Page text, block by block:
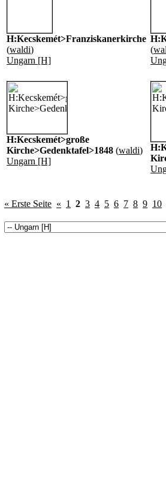
H:Kecskemét>Franziskanerkirche
(waldi)
Ungarn [H]
(
H:Kecskemét>große
Kirche>Gedenktafel>1848 (waldi)
Ungarn [H]
« Erste Seite « 1 2 3 4 5 6 7 8 9 10